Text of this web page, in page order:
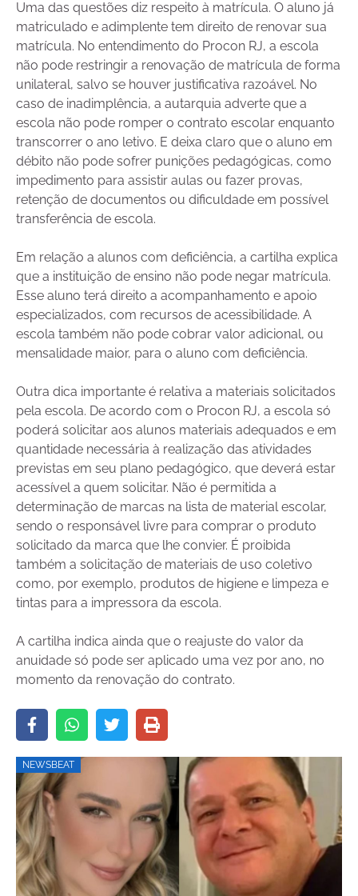
Uma das questões diz respeito à matrícula. O aluno já
matriculado e adimplente tem direito de renovar sua
matrícula. No entendimento do Procon RJ, a escola
não pode restringir a renovação de matrícula de forma
unilateral, salvo se houver justificativa razoável. No
caso de inadimplência, a autarquia adverte que a
escola não pode romper o contrato escolar enquanto
transcorrer o ano letivo. E deixa claro que o aluno em
débito não pode sofrer punições pedagógicas, como
impedimento para assistir aulas ou fazer provas,
retenção de documentos ou dificuldade em possível
transferência de escola.
Em relação a alunos com deficiência, a cartilha explica
que a instituição de ensino não pode negar matrícula.
Esse aluno terá direito a acompanhamento e apoio
especializados, com recursos de acessibilidade. A
escola também não pode cobrar valor adicional, ou
mensalidade maior, para o aluno com deficiência.
Outra dica importante é relativa a materiais solicitados
pela escola. De acordo com o Procon RJ, a escola só
poderá solicitar aos alunos materiais adequados e em
quantidade necessária à realização das atividades
previstas em seu plano pedagógico, que deverá estar
acessível a quem solicitar. Não é permitida a
determinação de marcas na lista de material escolar,
sendo o responsável livre para comprar o produto
solicitado da marca que lhe convier. É proibida
também a solicitação de materiais de uso coletivo
como, por exemplo, produtos de higiene e limpeza e
tintas para a impressora da escola.
A cartilha indica ainda que o reajuste do valor da
anuidade só pode ser aplicado uma vez por ano, no
momento da renovação do contrato.
NEWSBEAT